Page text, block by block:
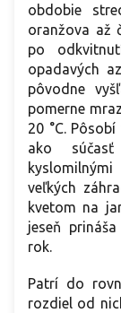
obdobie
oranžova až
po
opadavých
pôvodne
pomerne
20 °C.
ako
veľkých
kvetom na
jeseň
rok.
Patrí do
rozdiel od